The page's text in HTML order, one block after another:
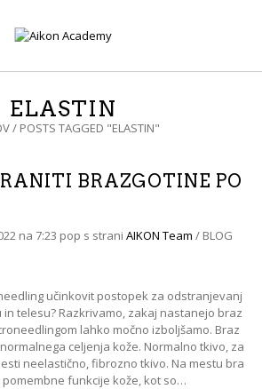
ELASTIN
/ POSTS TAGGED "ELASTIN"
BRAZGOTINE PO
na 7:23 pop s strani AIKON Team / BLOG
učinkovit postopek za odstranjevanj
telesu? Razkrivamo, zakaj nastanejo braz
lahko močno izboljšamo. Braz
celjenja kože. Normalno tkivo, za
neelastično, fibrozno tkivo. Na mestu bra
funkcije kože, kot so…